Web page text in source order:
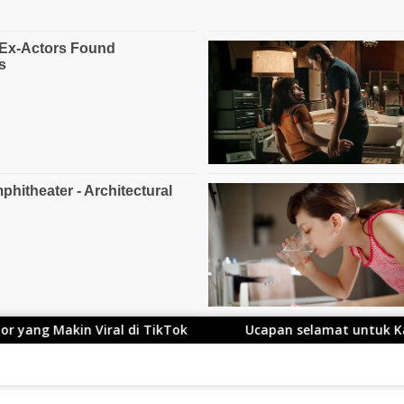
Ucapan selamat untuk Kang Ace yang Telah